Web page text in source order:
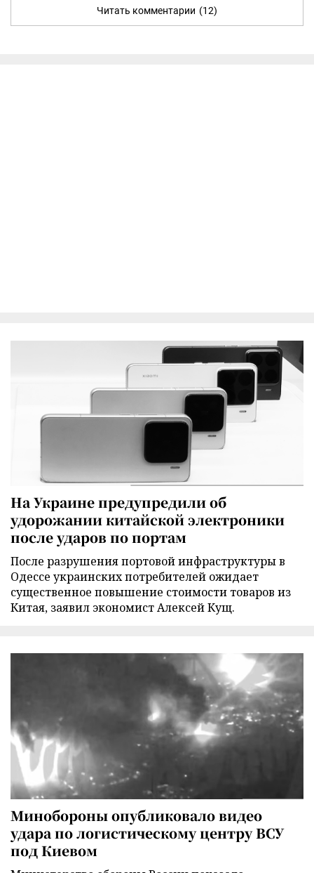
Читать комментарии (12)
На Украине предупредили об
удорожании китайской электроники
после ударов по портам
После разрушения портовой инфраструктуры в
Одессе украинских потребителей ожидает
существенное повышение стоимости товаров из
Китая, заявил экономист Алексей Кущ.
Минобороны опубликовало видео
удара по логистическому центру ВСУ
под Киевом